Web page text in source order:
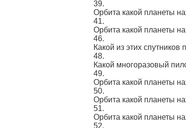
39.
Орбита какой планеты
41.
Орбита какой планеты
46.
Какой из этих
48.
Какой многоразовый
49.
Орбита какой планеты
50.
Орбита какой планеты
51.
Орбита какой планеты
52.